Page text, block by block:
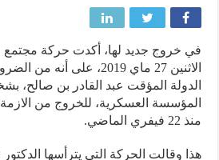
خروج جديد لها، أكدت حركة مجتمع السلم
الاثنين 27 ماي 2019، على أنه من
المؤقت عبد القادر بن صالح،
العسكرية، للخروج من الازمة التي
وقالت الحركة التي يترأسها الدكتور عبد